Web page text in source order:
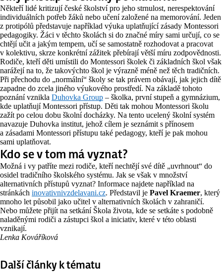
Někteří lidé kritizují české školství pro jeho strnulost, nerespektování
individuálních potřeb žáků nebo učení založené na memorování. Jeden
z protipólů představuje například výuka uplatňující zásady Montessori
pedagogiky. Žáci v těchto školách si do značné míry sami určují, co se
chtějí učit a jakým tempem, učí se samostatně rozhodovat a pracovat
v kolektivu, skrze konkrétní zážitek přebírají větší míru zodpovědnosti.
Rodiče, kteří děti umístili do Montessori školek či základních škol však
narážejí na to, že takovýchto škol je výrazně méně než těch tradičních.
Při přechodu do „normální“ školy se tak právem obávají, jak jejich dítě
zapadne do zcela jiného výukového prostředí. Na základě tohoto
poznání vznikla Duhovka Group – školka, první stupeň a gymnázium,
kde uplatňují Montessori přístup. Děti tak mohou Montessori školu
zažít po celou dobu školní docházky. Na tento ucelený školní systém
navazuje Duhovka institut, jehož cílem je seznámit s přínosem
a zásadami Montessori přístupu také pedagogy, kteří je pak mohou
sami uplatňovat.
Kdo se v tom má vyznat?
Možná i vy patříte mezi rodiče, kteří nechtějí své dítě „uvrhnout“ do
osidel tradičního školského systému. Jak se však v množství
alternativních přístupů vyznat? Informace najdete například na
stránkách inovativnivzdelavani.cz. Představil je Pavel Kraemer, který
mnoho let působil jako učitel v alternativních školách v zahraničí.
Nebo můžete přijít na setkání Škola života, kde se setkáte s podobně
naladěnými rodiči a zástupci škol a iniciativ, které v této oblasti
vznikají.
Lenka Kováříková
Další články k tématu